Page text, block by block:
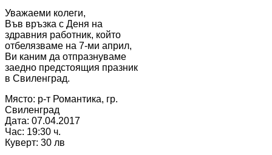
Уважаеми колеги,
Във връзка с Деня на
здравния работник, който
отбелязваме на 7-ми април,
Ви каним да отпразнуваме
заедно предстоящия празник
в Свиленград.
Място: р-т Романтика, гр.
Свиленград
Дата: 07.04.2017
Час: 19:30 ч.
Куверт: 30 лв